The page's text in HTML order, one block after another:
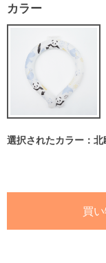
カラー
選択されたカラー：